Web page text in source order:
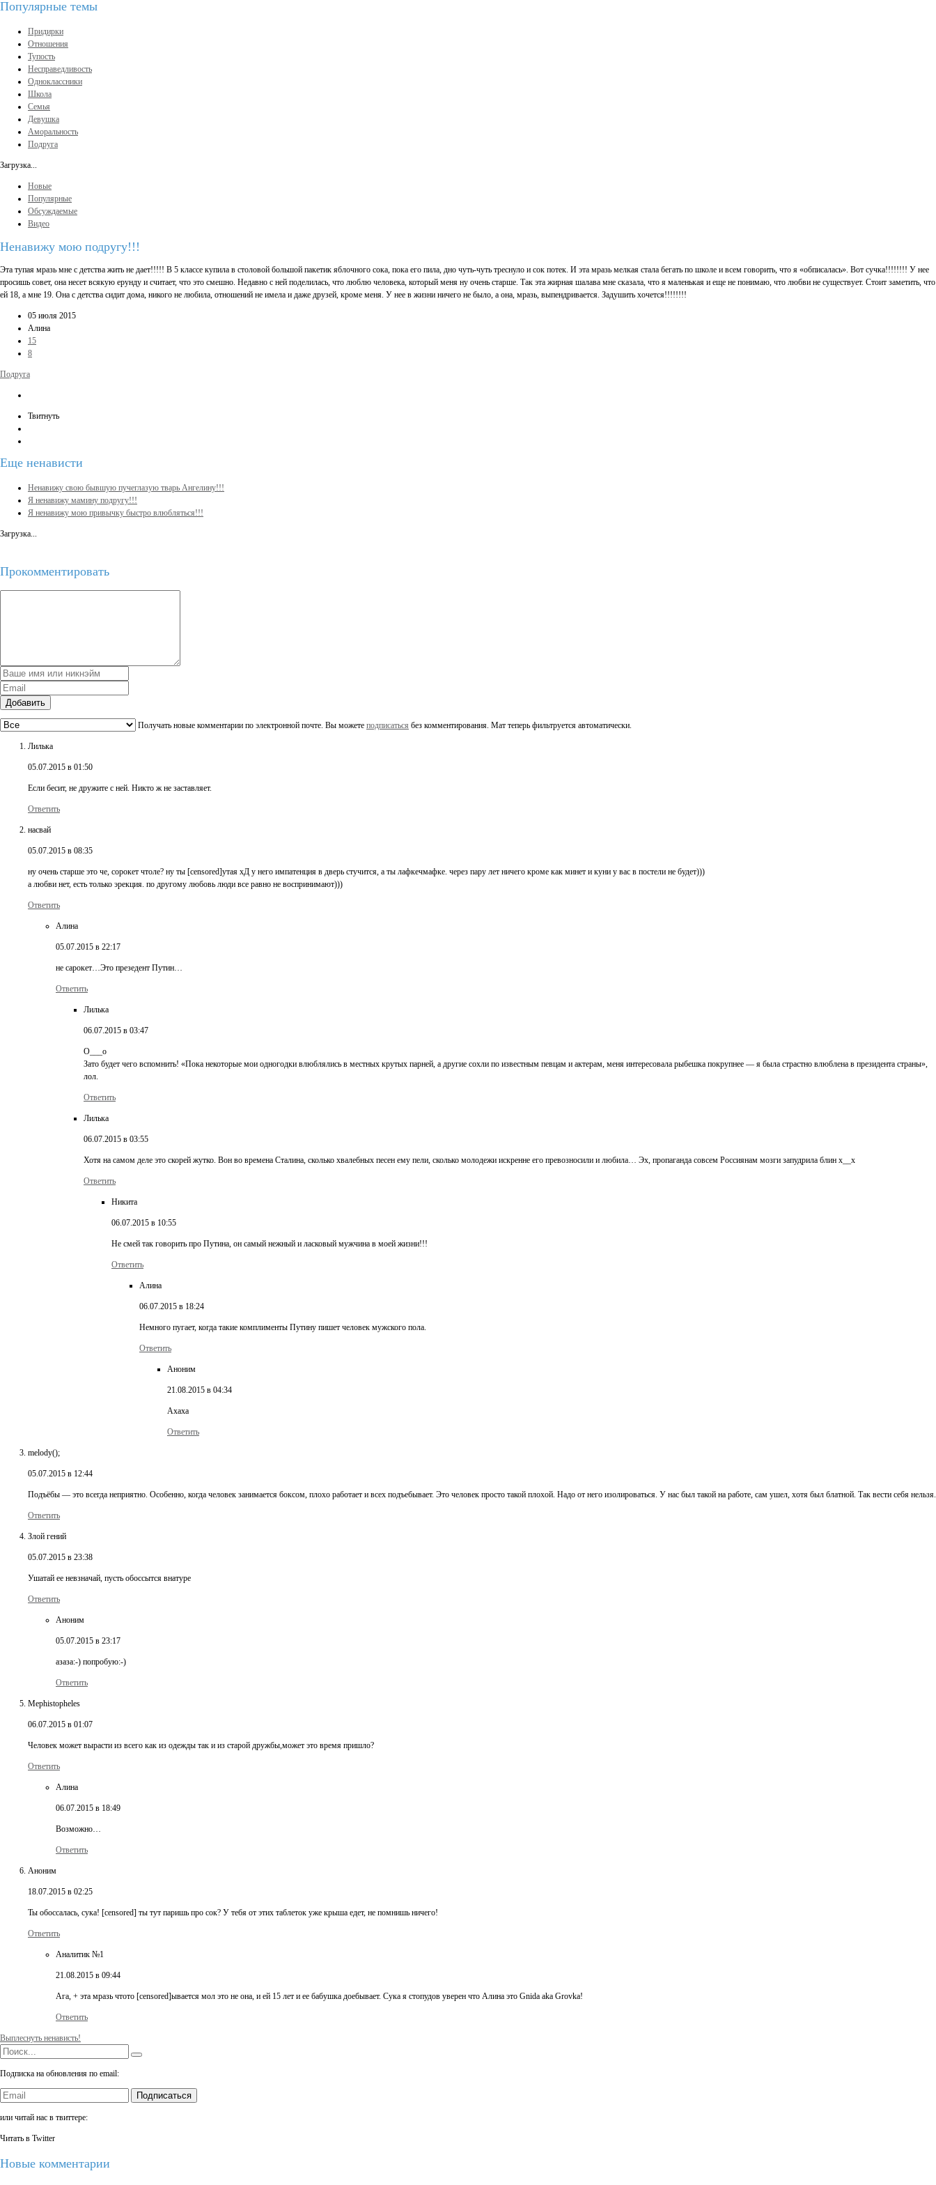
Популярные темы
Придирки
Отношения
Тупость
Несправедливость
Одноклассники
Школа
Семья
Девушка
Аморальность
Подруга
Загрузка...
Новые
Популярные
Обсуждаемые
Видео
Ненавижу мою подругу!!!
Эта тупая мразь мне с детства жить не дает!!!!! В 5 классе купила в столовой большой пакетик яблочного сока, пока его пила, дно чуть-чуть треснуло и сок потек. И эта мразь мелкая стала бегать по школе и всем говорить, что я «обписалась». Вот сучка!!!!!!!! У нее
просишь совет, она несет всякую ерунду и считает, что это смешно. Недавно с ней поделилась, что люблю человека, который меня ну очень старше. Так эта жирная шалава мне сказала, что я маленькая и еще не понимаю, что любви не существует. Стоит заметить, что
ей 18, а мне 19. Она с детства сидит дома, никого не любила, отношений не имела и даже друзей, кроме меня. У нее в жизни ничего не было, а она, мразь, выпендривается. Задушить хочется!!!!!!!!
05 июля 2015
Алина
15
8
Подруга
Твитнуть
Еще ненависти
Ненавижу свою бывшую пучеглазую тварь Ангелину!!!
Я ненавижу мамину подругу!!!
Я ненавижу мою привычку быстро влюбляться!!!
Загрузка...
Прокомментировать
Добавить
Получать новые комментарии по электронной почте. Вы можете подписаться без комментирования. Мат теперь фильтруется автоматически.
Лилька
05.07.2015 в 01:50
Если бесит, не дружите с ней. Никто ж не заставляет.
Ответить
насвай
05.07.2015 в 08:35
ну очень старше это че, сорокет чтоле? ну ты [censored]утая хД у него импатенция в дверь стучится, а ты лафкечмафке. через пару лет ничего кроме как минет и куни у вас в постели не будет)))
а любви нет, есть только эрекция. по другому любовь люди все равно не воспринимают)))
Ответить
Алина
05.07.2015 в 22:17
не сарокет…Это презедент Путин…
Ответить
Лилька
06.07.2015 в 03:47
О___о
Зато будет чего вспомнить! «Пока некоторые мои одногодки влюблялись в местных крутых парней, а другие сохли по известным певцам и актерам, меня интересовала рыбешка покрупнее — я была страстно влюблена в президента страны»,
лол.
Ответить
Лилька
06.07.2015 в 03:55
Хотя на самом деле это скорей жутко. Вон во времена Сталина, сколько хвалебных песен ему пели, сколько молодежи искренне его превозносили и любила… Эх, пропаганда совсем Россиянам мозги запудрила блин х__х
Ответить
Никита
06.07.2015 в 10:55
Не смей так говорить про Путина, он самый нежный и ласковый мужчина в моей жизни!!!
Ответить
Алина
06.07.2015 в 18:24
Немного пугает, когда такие комплименты Путину пишет человек мужского пола.
Ответить
Аноним
21.08.2015 в 04:34
Ахаха
Ответить
melody();
05.07.2015 в 12:44
Подъёбы — это всегда неприятно. Особенно, когда человек занимается боксом, плохо работает и всех подъебывает. Это человек просто такой плохой. Надо от него изолироваться. У нас был такой на работе, сам ушел, хотя был блатной. Так вести себя нельзя.
Ответить
Злой гений
05.07.2015 в 23:38
Ушатай ее невзначай, пусть обоссытся внатуре
Ответить
Аноним
05.07.2015 в 23:17
азаза:-) попробую:-)
Ответить
Mephistopheles
06.07.2015 в 01:07
Человек может вырасти из всего как из одежды так и из старой дружбы,может это время пришло?
Ответить
Алина
06.07.2015 в 18:49
Возможно…
Ответить
Аноним
18.07.2015 в 02:25
Ты обоссалась, сука! [censored] ты тут паришь про сок? У тебя от этих таблеток уже крыша едет, не помнишь ничего!
Ответить
Аналитик №1
21.08.2015 в 09:44
Ага, + эта мразь чтото [censored]ывается мол это не она, и ей 15 лет и ее бабушка доебывает. Сука я стопудов уверен что Алина это Gnida aka Grovka!
Ответить
Выплеснуть ненависть!
Подписка на обновления по email:
Подписаться
или читай нас в твиттере:
Читать в Twitter
Новые комментарии